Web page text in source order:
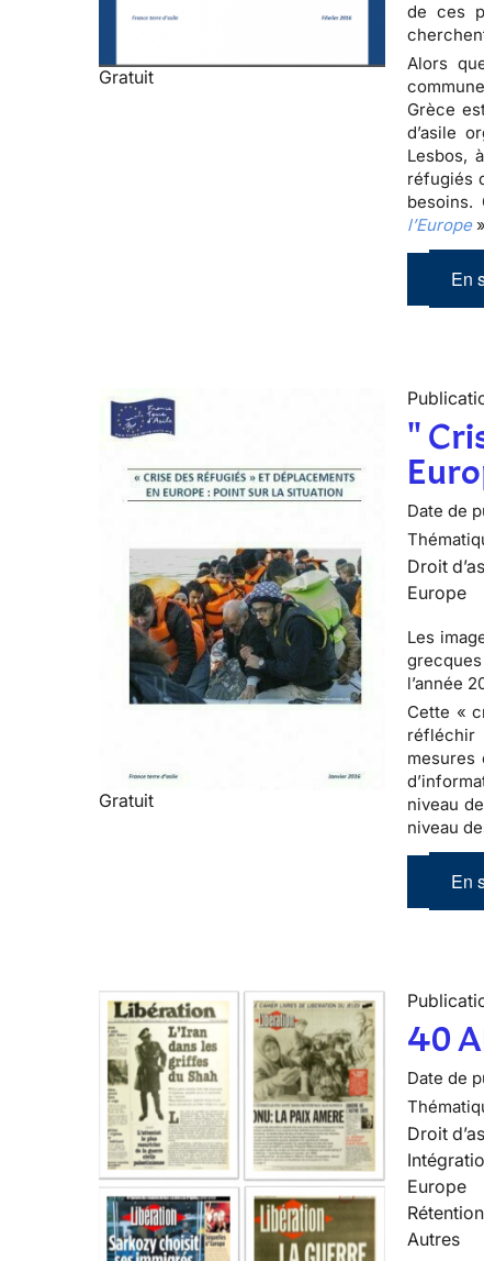
Gratuit
de ces
Alors
Grèce
d’asile
Lesbos,
réfugiés
l’Europe
En
Gratuit
"
Date de
Droit
Europe
Les
l’année
Cette «
réfléchir
mesures
niveau
niveau
En
40
Date de
Droit
Europe
Rétention
Autres